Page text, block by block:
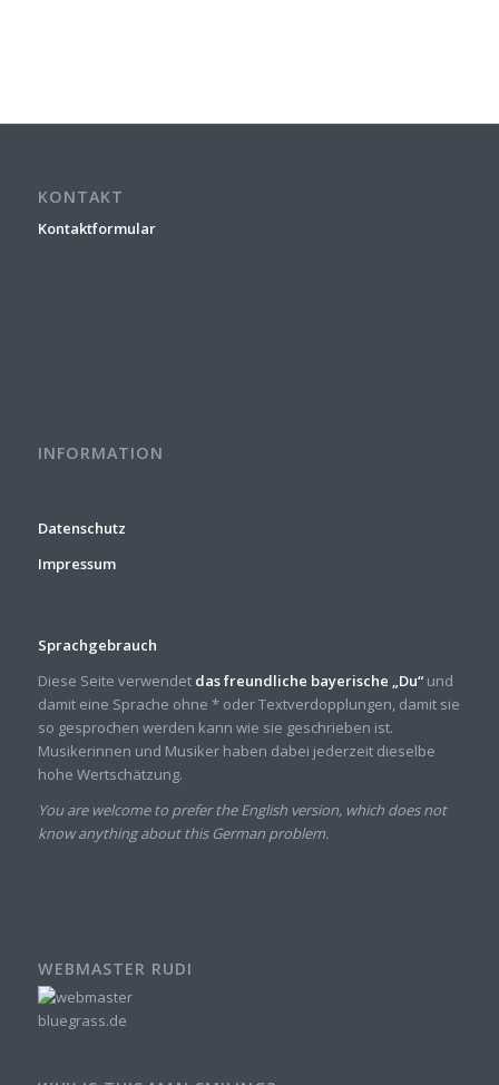
KONTAKT
Kontaktformular
INFORMATION
Datenschutz
Impressum
Sprachgebrauch
Diese Seite verwendet das freundliche bayerische „Du“und
damit eine Sprache ohne * oder Textverdopplungen, damit sie
so gesprochen werden kann wie sie geschrieben ist.
Musikerinnen und Musiker haben dabei jederzeit dieselbe
hohe Wertschätzung.
You are welcome to prefer the English version, which does not
know anything about this German problem.
WEBMASTER RUDI